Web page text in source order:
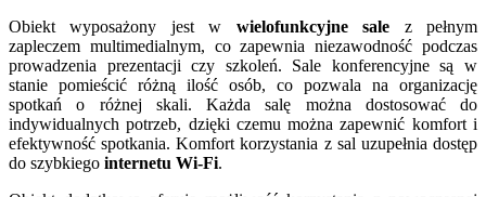
Obiekt wyposażony jest w wielofunkcyjne sale z pełnym
zapleczem multimedialnym, co zapewnia niezawodność podczas
prowadzenia prezentacji czy szkoleń. Sale konferencyjne są w
stanie pomieścić różną ilość osób, co pozwala na organizację
spotkań o różnej skali. Każda salę można dostosować do
indywidualnych potrzeb, dzięki czemu można zapewnić komfort i
efektywność spotkania. Komfort korzystania z sal uzupełnia dostęp
do szybkiego internetu Wi-Fi.